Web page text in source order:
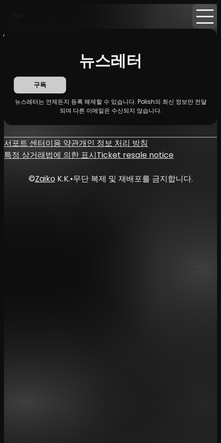
홈
뉴스레터
구독
뉴스레터는 언제든지 등록 해제할 수 있습니다. Polish의 최신 정보만 전달
되며 다른 이메일은 수신되지 않습니다.
서포트 센터이용 약관개인 정보 처리 방침
특정 상거래법에 의한 표시Ticket resale notice
©Zaiko K.K.•무단 복제 및 재배포를 금지합니다.